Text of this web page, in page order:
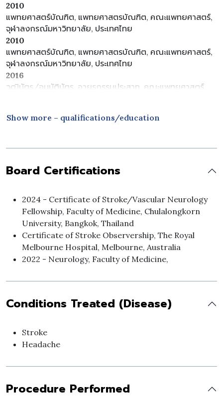
2010
แพทยศาสตร์บัณฑิต, แพทยศาสตรบัณฑิต, คณะแพทยศาสตร์,
จุฬาลงกรณ์มหาวิทยาลัย, ประเทศไทย
2010
แพทยศาสตร์บัณฑิต, แพทยศาสตรบัณฑิต, คณะแพทยศาสตร์,
จุฬาลงกรณ์มหาวิทยาลัย, ประเทศไทย
2016
วุฒิบัตร/อนุมัติบัตร, อายุรกรรมประสาท, คณะแพทยศาสตร์,
Show more – qualifications/education
Board Certifications
2024 - Certificate of Stroke/Vascular Neurology
Fellowship, Faculty of Medicine, Chulalongkorn
University, Bangkok, Thailand
Certificate of Stroke Observership, The Royal
Melbourne Hospital, Melbourne, Australia
2022 - Neurology, Faculty of Medicine,
Conditions Treated (Disease)
Stroke
Headache
Procedure Performed